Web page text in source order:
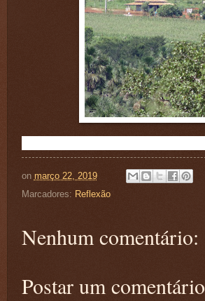
on março 22, 2019
Marcadores: Reflexão
Nenhum comentário:
Postar um comentário